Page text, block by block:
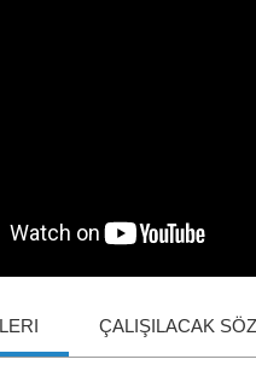
ÇALIŞILACAK